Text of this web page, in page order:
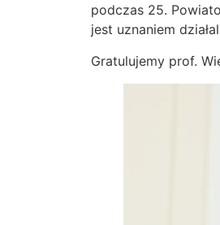
podczas 25.
jest uznaniem
Gratulujemy prof.